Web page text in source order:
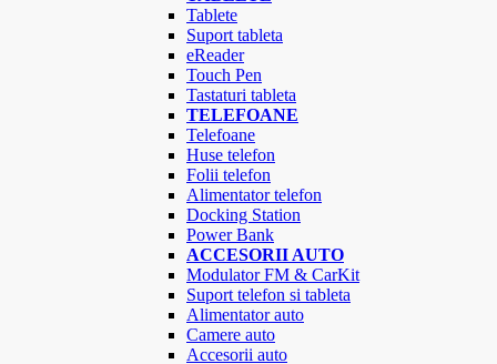
Tablete
Suport tableta
eReader
Touch Pen
Tastaturi tableta
TELEFOANE
Telefoane
Huse telefon
Folii telefon
Alimentator telefon
Docking Station
Power Bank
ACCESORII AUTO
Modulator FM & CarKit
Suport telefon si tableta
Alimentator auto
Camere auto
Accesorii auto